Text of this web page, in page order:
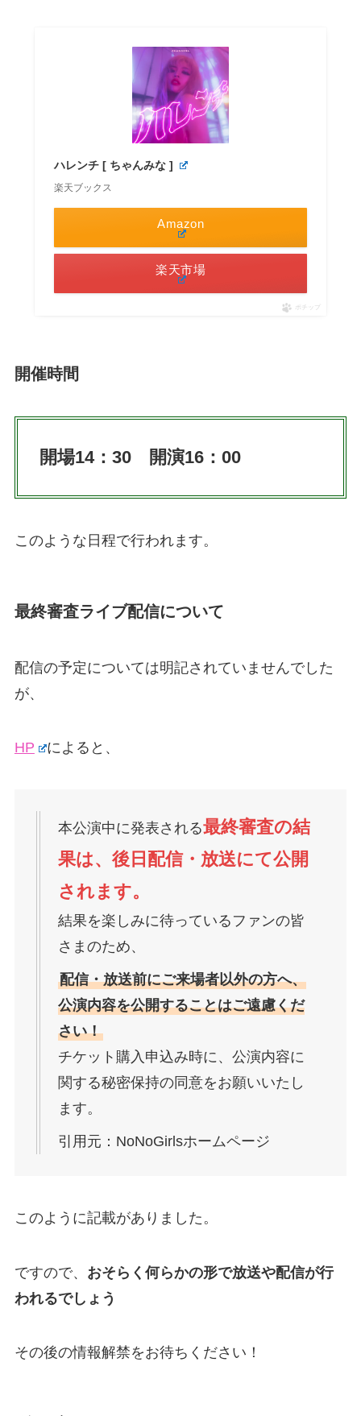
ハレンチ [ ちゃんみな ]
楽天ブックス
Amazon
楽天市場
ポチップ
開催時間
開場14：30 開演16：00
このような日程で行われます。
最終審査ライブ配信について
配信の予定については明記されていませんでした
が、
HP によると、
本公演中に発表される最終審査の結
果は、後日配信・放送にて公開
されます。
結果を楽しみに待っているファンの皆
さまのため、
配信・放送前にご来場者以外の方へ、
公演内容を公開することはご遠慮くだ
さい！
チケット購入申込み時に、公演内容に
関する秘密保持の同意をお願いいたし
ます。
引用元：NoNoGirlsホームページ
このように記載がありました。
ですので、 おそらく何らかの形で放送や配信が行
われるでしょう
その後の情報解禁をお待ちください！